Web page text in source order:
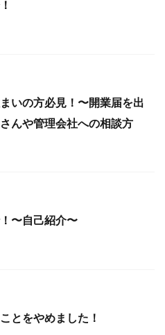
いの方必見！〜開業届を出
んや管理会社への相談方
〜自己紹介〜
とをやめました！